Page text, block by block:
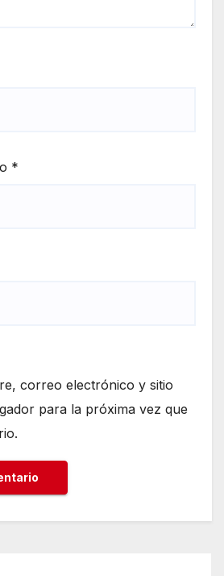
*
correo electrónico y sitio
para la próxima vez que